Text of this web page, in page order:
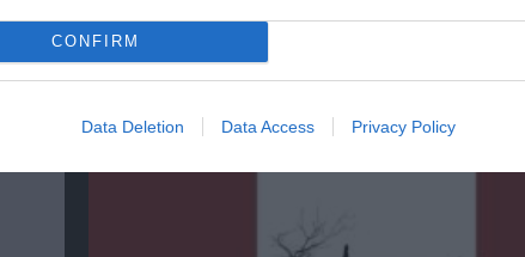
CONFIRM
Data Deletion Data Access Privacy Policy